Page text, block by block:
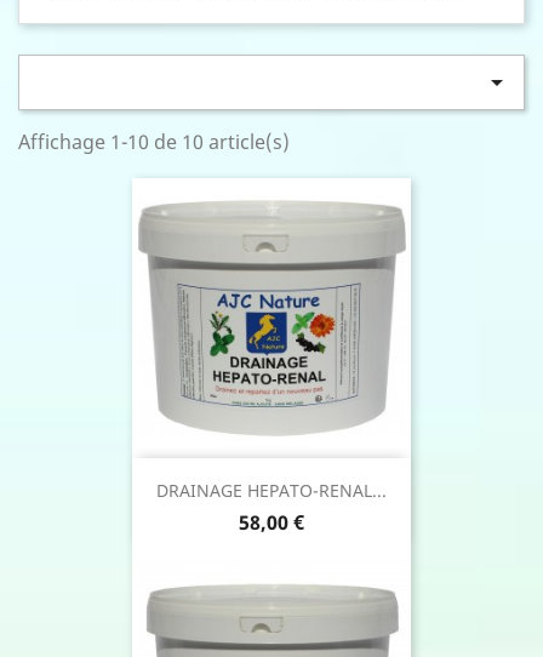

Affichage 1-10 de 10 article(s)
DRAINAGE HEPATO-RENAL...
Prix
58,00 €